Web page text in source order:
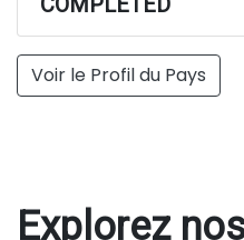
Voir le Profil du Pays
Explorez